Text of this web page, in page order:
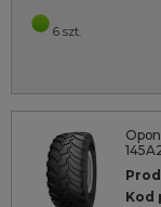
6 szt.
Kod